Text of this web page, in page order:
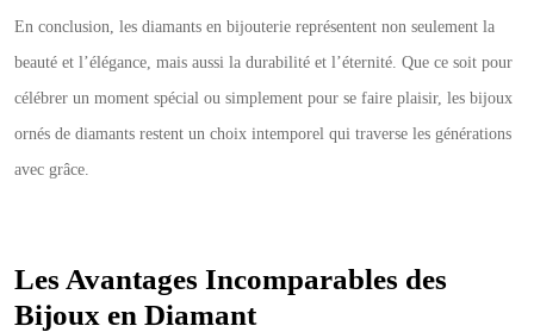
En conclusion, les diamants en bijouterie représentent non seulement la
beauté et l’élégance, mais aussi la durabilité et l’éternité. Que ce soit pour
célébrer un moment spécial ou simplement pour se faire plaisir, les bijoux
ornés de diamants restent un choix intemporel qui traverse les générations
avec grâce.
Les Avantages Incomparables des
Bijoux en Diamant